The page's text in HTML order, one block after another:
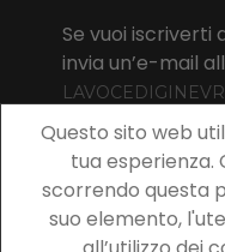
Se vuoi iscriverti
invia un’e-mail
Copyright 2021 La Voce
Questo sito web
tua esperienza.
scorrendo questa
suo elemento,